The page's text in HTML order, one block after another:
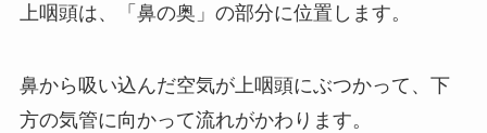
上咽頭は、「鼻の奥」の部分に位置します。
鼻から吸い込んだ空気が上咽頭にぶつかって、下
方の気管に向かって流れがかわります。